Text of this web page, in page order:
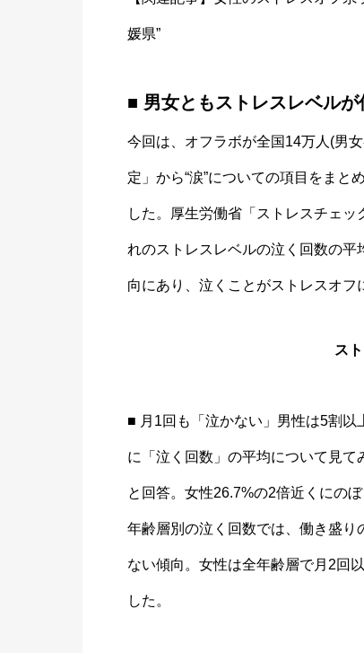
媛県”
■ 男女ともストレスレベル
今回は、オフラボが全国14万人(男
定」から“涙”についての項目をまと
した。厚生労働省「ストレスチェ
れのストレスレベルの泣く回数の
向にあり、泣くことがストレスオフ
ス
■ 月1回も「泣かない」男性は5割以
に「泣く回数」の平均について見て
と回答。女性26.7%の2倍近くにのぼ
年齢層別の泣く回数では、働き盛
ない傾向。女性は全年齢層で月2回
した。